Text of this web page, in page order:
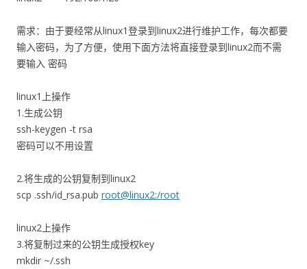
需求：由于要经常从linux1登录到linux2进行维护工作，每次都要
输入密码，为了方便，使用下面方法将直接登录到linux2而不需
要输入 密码
linux1上操作
1.生成公钥
ssh-keygen -t rsa
密码可以不用设置
2.将生成的公钥复制到linux2
scp .ssh/id_rsa.pub root@linux2:/root
linux2上操作
3.将复制过来的公钥生成授权key
mkdir ~/.ssh